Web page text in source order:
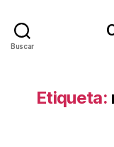
Buscar
Etiqueta: